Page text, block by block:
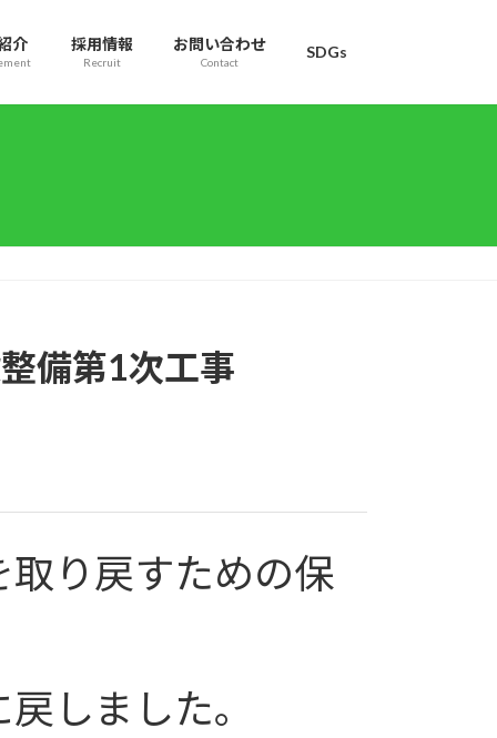
介 採用情報
Recruit
お問い合わせ
Contact
SDGs
備第1次⼯事
り戻すための保
しました。